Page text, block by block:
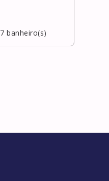
7 banheiro(s)